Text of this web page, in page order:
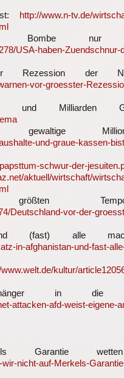
http://www.n-tv.de/
Bombe nur
USA-haben-Zuendschnur-
der
vor-groesster-
und Milliarden
und-graue-kassen-
schwur-der-
aktuell/wirtschaft/
Deutschland-vor-der-
Und (fast) alle
in-afghanistan-und-fast-
kultur/
in die
attacken-afd-weist-eigene-
nicht-auf-Merkels-